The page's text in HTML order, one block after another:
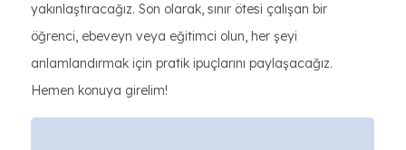
yakınlaştıracağız. Son olarak, sınır ötesi çalışan bir
öğrenci, ebeveyn veya eğitimci olun, her şeyi
anlamlandırmak için pratik ipuçlarını paylaşacağız.
Hemen konuya girelim!